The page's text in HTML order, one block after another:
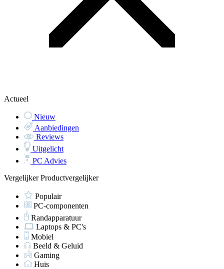
Actueel
Nieuw
Aanbiedingen
Reviews
Uitgelicht
PC Advies
VergelijkerProductvergelijker
Populair
PC-componenten
Randapparatuur
Laptops & PC's
Mobiel
Beeld & Geluid
Gaming
Huis